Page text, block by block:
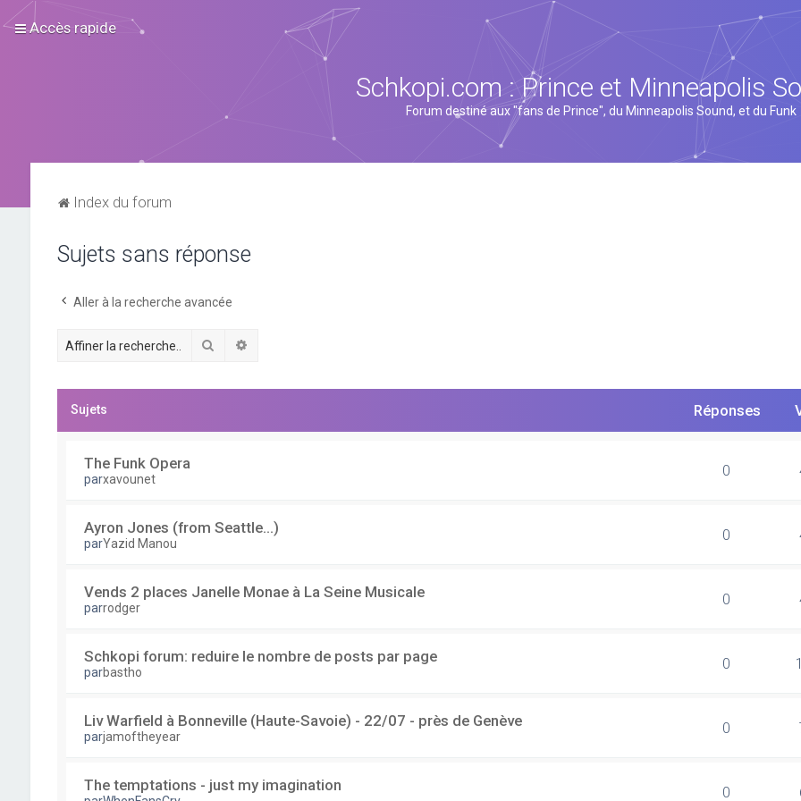
Accès rapide
Schkopi.com : Prince et Minneapolis
Forum destiné aux "fans de Prince", du Minneapolis Sound, et du Funk
Index du forum
Sujets sans réponse
Aller à la recherche avancée
Rechercher
Sujets Réponses
The Funk Opera
parxavounet 0
Ayron Jones (from Seattle...)
parYazid Manou 0
Vends 2 places Janelle Monae à La Seine Musicale
parrodger 0
Schkopi forum: reduire le nombre de posts par page
parbastho 0
Liv Warfield à Bonneville (Haute-Savoie) - 22/07 - près de Genève
parjamoftheyear 0
The temptations - just my imagination 0